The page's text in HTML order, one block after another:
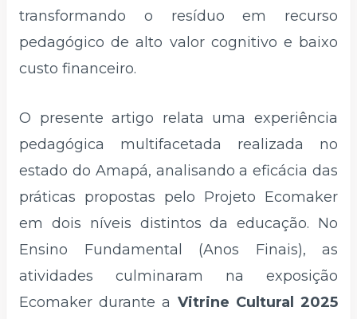
transformando o resíduo em recurso
pedagógico de alto valor cognitivo e baixo
custo financeiro.
O presente artigo relata uma experiência
pedagógica multifacetada realizada no
estado do Amapá, analisando a eficácia das
práticas propostas pelo Projeto Ecomaker
em dois níveis distintos da educação. No
Ensino Fundamental (Anos Finais), as
atividades culminaram na exposição
Ecomaker durante a Vitrine Cultural 2025